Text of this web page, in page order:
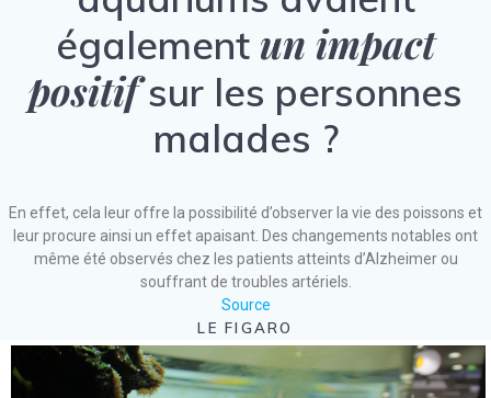
également un impact
positifsur les personnes
malades ?
En effet, cela leur offre la possibilité d’observer la vie des poissons et
leur procure ainsi un effet apaisant. Des changements notables ont
même été observés chez les patients atteints d’Alzheimer ou
souffrant de troubles artériels.
Source
LE FIGARO